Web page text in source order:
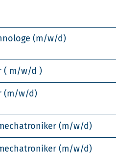
(m/w/d)
( m/w/d )
(m/w/d)
(m/w/d)
(m/w/d)